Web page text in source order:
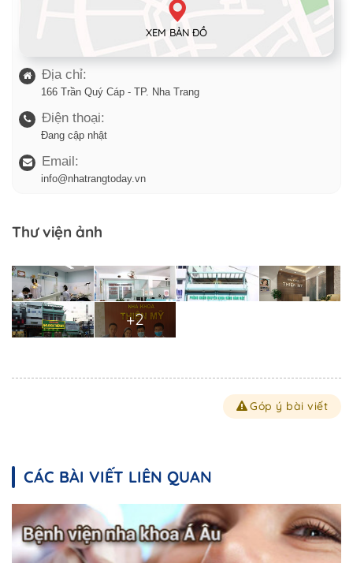
XEM BẢN ĐỒ
Địa chỉ:
166 Trần Quý Cáp - TP. Nha Trang
Điện thoại:
Đang cập nhật
Email:
info@nhatrangtoday.vn
Thư viện ảnh
+2
Góp ý bài viết
CÁC BÀI VIẾT LIÊN QUAN